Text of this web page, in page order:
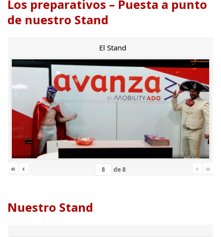
Los preparativos – Puesta a punto
de nuestro Stand
El Stand
« ‹ de8 › »
Nuestro Stand